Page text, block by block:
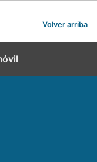
Volver arriba